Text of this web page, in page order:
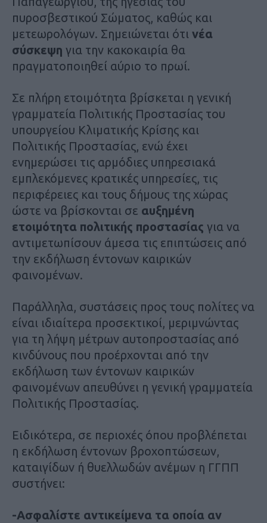
πυροσβεστικού Σώματος, καθώς και
μετεωρολόγων. Σημειώνεται ότι νέα
σύσκεψη για την κακοκαιρία θα
πραγματοποιηθεί αύριο το πρωί.
Σε πλήρη ετοιμότητα βρίσκεται η γενική
γραμματεία Πολιτικής Προστασίας του
υπουργείου Κλιματικής Κρίσης και
Πολιτικής Προστασίας, ενώ έχει
ενημερώσει τις αρμόδιες υπηρεσιακά
εμπλεκόμενες κρατικές υπηρεσίες, τις
περιφέρειες και τους δήμους της χώρας
ώστε να βρίσκονται σε αυξημένη
ετοιμότητα πολιτικής προστασίας για να
αντιμετωπίσουν άμεσα τις επιπτώσεις από
την εκδήλωση έντονων καιρικών
φαινομένων.
Παράλληλα, συστάσεις προς τους πολίτες να
είναι ιδιαίτερα προσεκτικοί, μεριμνώντας
για τη λήψη μέτρων αυτοπροστασίας από
κινδύνους που προέρχονται από την
εκδήλωση των έντονων καιρικών
φαινομένων απευθύνει η γενική γραμματεία
Πολιτικής Προστασίας.
Ειδικότερα, σε περιοχές όπου προβλέπεται
η εκδήλωση έντονων βροχοπτώσεων,
καταιγίδων ή θυελλωδών ανέμων η ΓΓΠΠ
συστήνει:
-Ασφαλίστε αντικείμενα τα οποία αν